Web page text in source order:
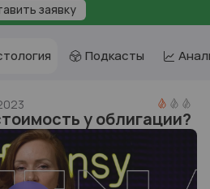
заявку
Подкасты
у облигации?